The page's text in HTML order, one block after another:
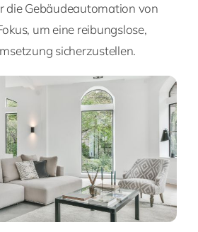
die Gebäudeautomation von
um eine reibungslose,
sicherzustellen.